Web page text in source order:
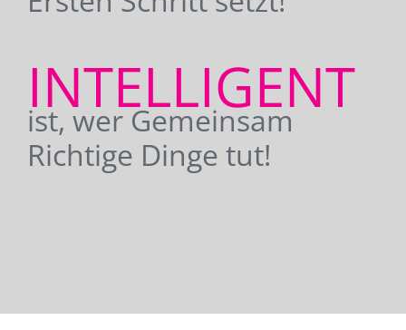
INTELLIGENT
ist, wer Gemeinsam
Richtige Dinge tut!